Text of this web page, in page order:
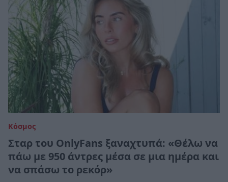
Κόσμος
Σταρ του OnlyFans ξαναχτυπά: «Θέλω να
πάω με 950 άντρες μέσα σε μια ημέρα και
να σπάσω το ρεκόρ»